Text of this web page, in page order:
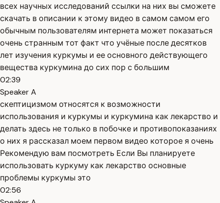
всех научных исследований ссылки на них вы сможете
скачать в описании к этому видео в самом самом его
обычным пользователям интернета может показаться
очень странным тот факт что учёные после десятков
лет изучения куркумы и ее основного действующего
вещества куркумина до сих пор с большим
02:39
Speaker A
скептицизмом относятся к возможности
использования и куркумы и куркумина как лекарство и
делать здесь не только в побочке и противопоказаниях
о них я рассказал моем первом видео которое я очень
Рекомендую вам посмотреть Если Вы планируете
использовать куркуму как лекарство основные
проблемы куркумы это
02:56